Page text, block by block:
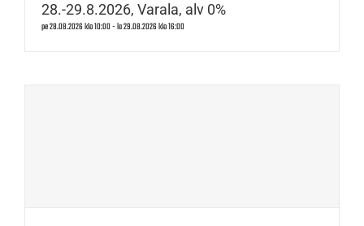
28.-29.8.2026, Varala, alv 0%
pe 28.08.2026 klo 10:00-la 29.08.2026 klo 16:00